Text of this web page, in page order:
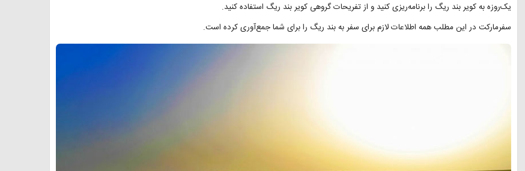
یک‌روزه به کویر بند ریگ را برنامه‌ریزی کنید و از تفریحات گروهی کویر بند ریگ استفاده کنید.
سفرمارکت در این مطلب همه اطلاعات لازم برای سفر به بند ریگ را برای شما جمع‌آوری کرده است.